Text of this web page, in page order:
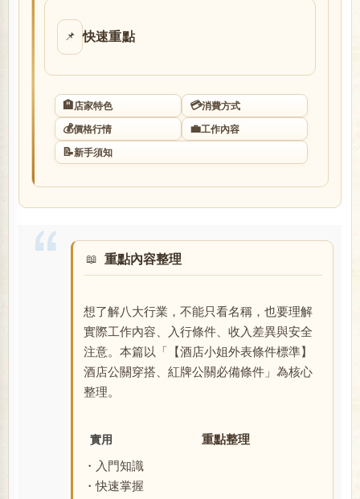
📌 快速重點
🏨店家特色 💳消費方式
💰價格行情 💼工作內容
📝新手須知
重點內容整理
想了解八大行業，不能只看名稱，也要理解
實際工作內容、入行條件、收入差異與安全
注意。本篇以「【酒店小姐外表條件標準】
酒店公關穿搭、紅牌公關必備條件」為核心
整理。
實用 重點整理
・入門知識
・快速掌握